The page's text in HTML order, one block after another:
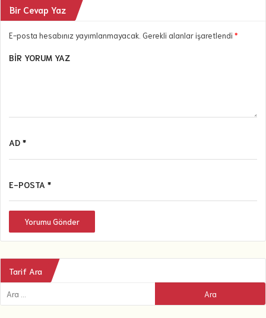
Bir Cevap Yaz
E-posta hesabınız yayımlanmayacak. Gerekli alanlar işaretlendi *
BIR YORUM YAZ
AD *
E-POSTA *
Yorumu Gönder
Tarif Ara